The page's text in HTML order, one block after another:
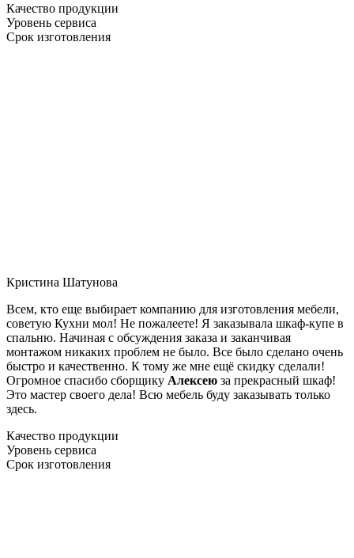
Качество продукции
Уровень сервиса
Срок изготовления
Кристина Шатунова
Всем, кто еще выбирает компанию для изготовления мебели,
советую Кухни мол! Не пожалеете! Я заказывала шкаф-купе в
спальню. Начиная с обсуждения заказа и заканчивая
монтажом никаких проблем не было. Все было сделано очень
быстро и качественно. К тому же мне ещё скидку сделали!
Огромное спасибо сборщику Алексею за прекрасный шкаф!
Это мастер своего дела! Всю мебель буду заказывать только
здесь.
Качество продукции
Уровень сервиса
Срок изготовления